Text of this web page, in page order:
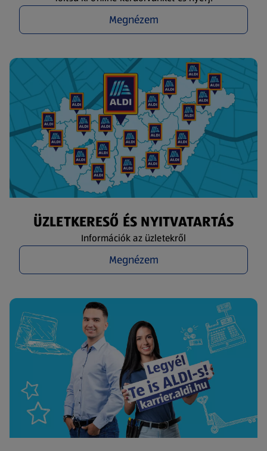
Megnézem
ÜZLETKERESŐ ÉS NYITVATARTÁS
Információk az üzletekről
Megnézem